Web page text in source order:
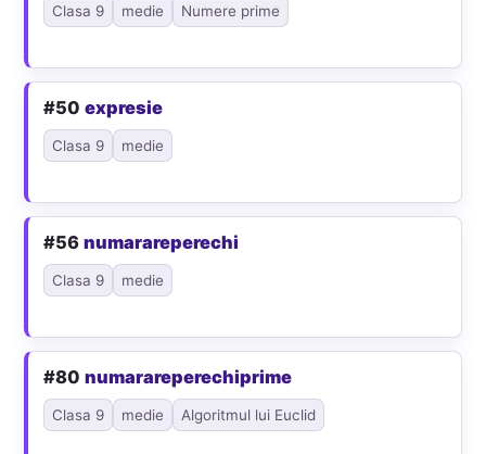
Clasa 9 medie Numere prime
#50expresie
Clasa 9 medie
#56numarareperechi
Clasa 9 medie
#80numarareperechiprime
Clasa 9 medie Algoritmul lui Euclid